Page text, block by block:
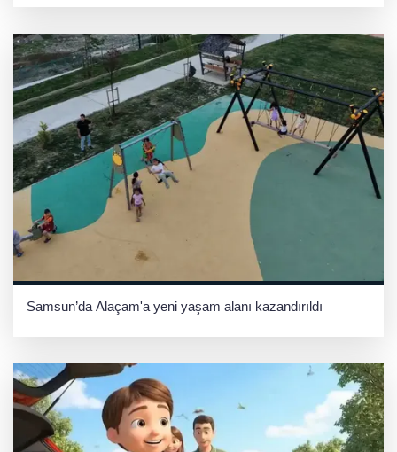
Samsun’da Alaçam'a yeni yaşam alanı kazandırıldı